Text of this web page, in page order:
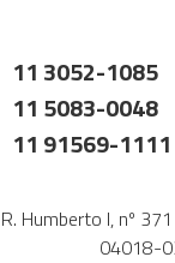
11 3052-1085
11 5083-0048
11 91569-1111
R. Humberto I, nº
04018-